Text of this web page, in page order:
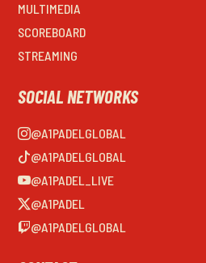
MULTIMEDIA
SCOREBOARD
STREAMING
SOCIAL NETWORKS
@A1PADELGLOBAL
@A1PADELGLOBAL
@A1PADEL_LIVE
@A1PADEL
@A1PADELGLOBAL